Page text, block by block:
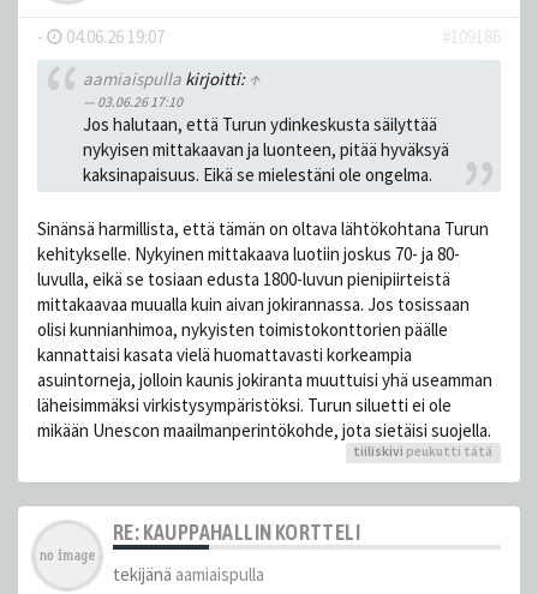
- 04.06.26 19:07
#109186
aamiaispullakirjoitti: ↑
03.06.26 17:10
Jos halutaan, että Turun ydinkeskusta säilyttää
nykyisen mittakaavan ja luonteen, pitää hyväksyä
kaksinapaisuus. Eikä se mielestäni ole ongelma.
Sinänsä harmillista, että tämän on oltava lähtökohtana Turun
kehitykselle. Nykyinen mittakaava luotiin joskus 70- ja 80-
luvulla, eikä se tosiaan edusta 1800-luvun pienipiirteistä
mittakaavaa muualla kuin aivan jokirannassa. Jos tosissaan
olisi kunnianhimoa, nykyisten toimistokonttorien päälle
kannattaisi kasata vielä huomattavasti korkeampia
asuintorneja, jolloin kaunis jokiranta muuttuisi yhä useamman
läheisimmäksi virkistysympäristöksi. Turun siluetti ei ole
mikään Unescon maailmanperintökohde, jota sietäisi suojella.
tiiliskivi peukutti tätä
RE: KAUPPAHALLIN KORTTELI
tekijänä aamiaispulla